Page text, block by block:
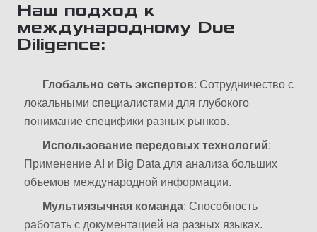
Наш подход к
международному Due
Diligence:
Глобально сеть экспертов: Сотрудничество с
локальными специалистами для глубокого
понимание специфики разных рынков.
Использование передовых технологий:
Применение AI и Big Data для анализа больших
объемов международной информации.
Мультиязычная команда: Способность
работать с документацией на разных языках.